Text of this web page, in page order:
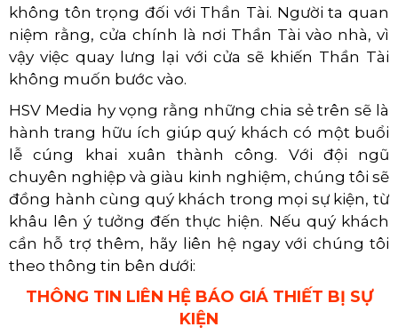
không tôn trọng đối với Thần Tài. Người ta quan
niệm rằng, cửa chính là nơi Thần Tài vào nhà, vì
vậy việc quay lưng lại với cửa sẽ khiến Thần Tài
không muốn bước vào.
HSV Media hy vọng rằng những chia sẻ trên sẽ là
hành trang hữu ích giúp quý khách có một buổi
lễ cúng khai xuân thành công. Với đội ngũ
chuyên nghiệp và giàu kinh nghiệm, chúng tôi sẽ
đồng hành cùng quý khách trong mọi sự kiện, từ
khâu lên ý tưởng đến thực hiện. Nếu quý khách
cần hỗ trợ thêm, hãy liên hệ ngay với chúng tôi
theo thông tin bên dưới:
THÔNG TIN LIÊN HỆ BÁO GIÁ THIẾT BỊ SỰ
KIỆN